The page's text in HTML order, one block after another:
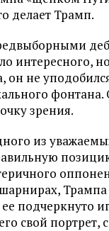
делает Трамп.
интересного,
он не
фонтана.
зрения.
из
подчеркнуто
свой портрет,